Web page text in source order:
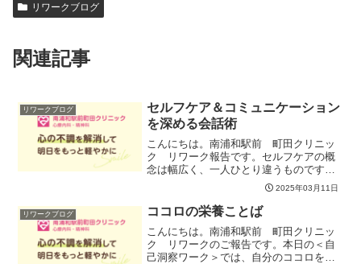
リワークブログ
関連記事
リワークブログ
セルフケア＆コミュニケーション
を深める会話術
こんにちは。南浦和駅前 町田クリニッ
ク リワーク報告です。セルフケアの概
念は幅広く、一人ひとり違うものです
が・・。敢えて言うなら、自分自身を大
切にすること。自分自身を知るために行
う事。などが定義かと。。さて、今日
は・３つのポイント・状態別の...
2025年03月11日
リワークブログ ココロの栄養ことば
こんにちは。南浦和駅前 町田クリニッ
ク リワークのご報告です。本日の＜自
己洞察ワーク＞では、自分のココロを支